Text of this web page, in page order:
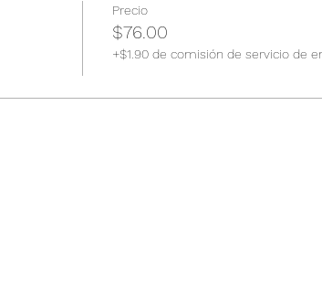
Precio
$76.00
+$1.90 de comisión de servicio de